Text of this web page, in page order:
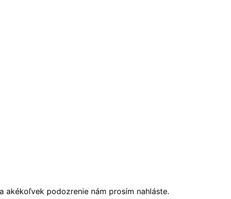
podozrenie nám prosím nahláste.